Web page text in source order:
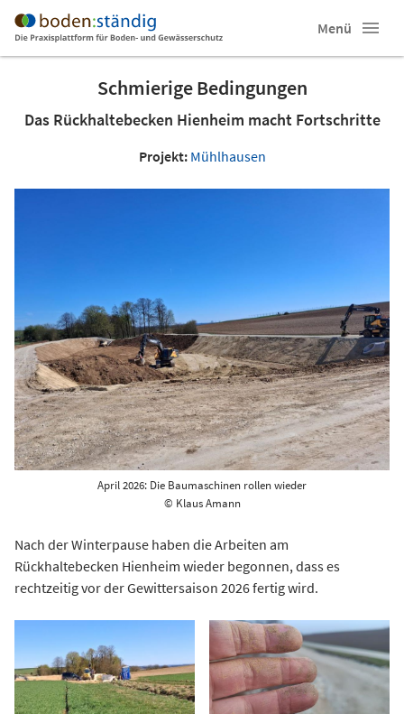
Menü
Schmierige Bedingungen
Das Rückhaltebecken Hienheim macht Fortschritte
Projekt: Mühlhausen
April 2026: Die Baumaschinen rollen wieder
© Klaus Amann
Nach der Winterpause haben die Arbeiten am
Rückhaltebecken Hienheim wieder begonnen, dass es
rechtzeitig vor der Gewittersaison 2026 fertig wird.